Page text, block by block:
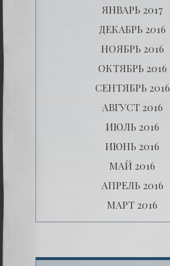
ЯНВАРЬ 2017
ДЕКАБРЬ 2016
НОЯБРЬ 2016
ОКТЯБРЬ 2016
СЕНТЯБРЬ 2016
АВГУСТ 2016
ИЮЛЬ 2016
ИЮНЬ 2016
МАЙ 2016
АПРЕЛЬ 2016
МАРТ 2016